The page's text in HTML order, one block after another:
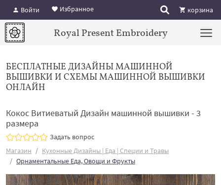
Войти Избранное корзина
Royal Present Embroidery
БЕСПЛАТНЫЕ ДИЗАЙНЫ МАШИННОЙ
ВЫШИВКИ И СХЕМЫ МАШИННОЙ ВЫШИВКИ
ОНЛАЙН
Кокос Витиеватый Дизайн машинной вышивки - 3
размера
Задать вопрос
Магазин
Кухонные Дизайны | Еда | Специи и Травы
Орнаментальные Еда, Овощи и Фрукты